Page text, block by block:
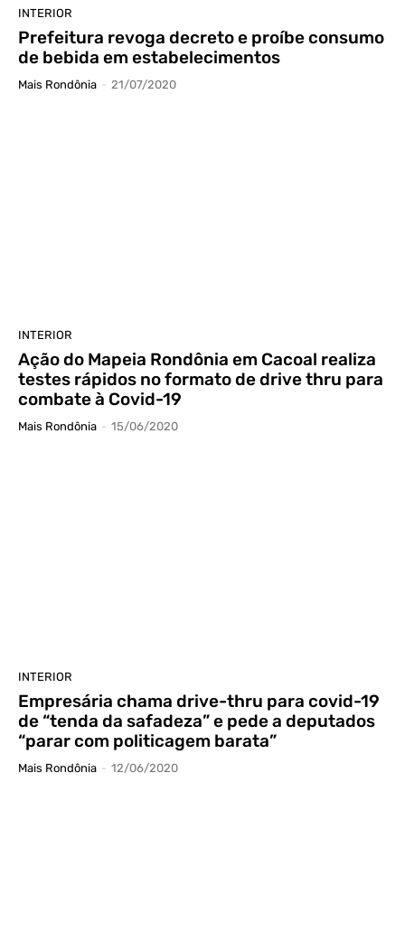
INTERIOR
Prefeitura revoga decreto e proíbe consumo
de bebida em estabelecimentos
Mais Rondônia - 21/07/2020
INTERIOR
Ação do Mapeia Rondônia em Cacoal realiza
testes rápidos no formato de drive thru para
combate à Covid-19
Mais Rondônia - 15/06/2020
INTERIOR
Empresária chama drive-thru para covid-19
de “tenda da safadeza” e pede a deputados
“parar com politicagem barata”
Mais Rondônia - 12/06/2020